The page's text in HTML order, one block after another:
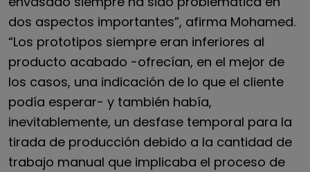
dos aspectos importantes”, afirma Mohamed.
“Los prototipos siempre eran inferiores al
producto acabado -ofrecían, en el mejor de
los casos, una indicación de lo que el cliente
podía esperar- y también había,
inevitablemente, un desfase temporal para la
tirada de producción debido a la cantidad de
trabajo manual que implicaba el proceso de